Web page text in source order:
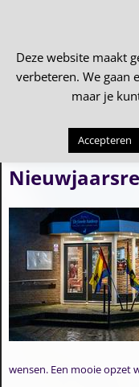
Bericht navigatie
Kerstreis 2023
wensen. Een mooie opzet
Deze website maakt
verbeteren. We gaan
maar je
Accepteren